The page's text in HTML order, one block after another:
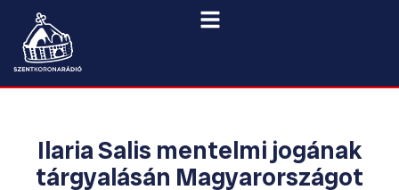
Ilaria Salis mentelmi jogának
tárgyalásán Magyarországot